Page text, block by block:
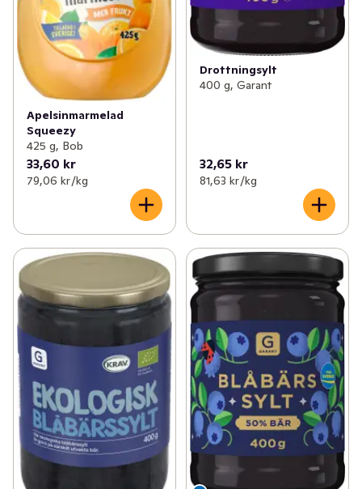
Apelsinmarmelad
Squeezy
425 g, Bob
33,60 kr
79,06 kr /kg
Drottningsylt
400 g, Garant
32,65 kr
81,63 kr /kg